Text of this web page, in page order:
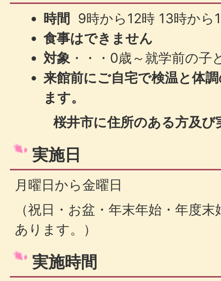
時間
9時から12時 13時か
食事はできません
対象・・・0歳～就学前の子
来館前にご自宅で検温と体
ます。
桜井市に住所のある方及び
実施日
月曜日から金曜日
（祝日・お盆・年末年始・年度
あります。）
実施時間